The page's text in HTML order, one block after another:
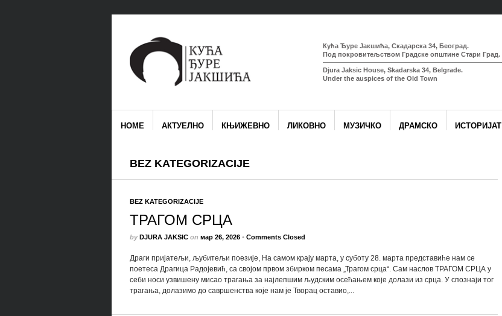
Кућа Ђуре Јакшића, Скадарска 34, Београд.
Под покровитељством Градске општине Стари Град.
Djura Jaksic House, Skadarska 34, Belgrade.
Under the auspices of the Old Town
HOME АКТУЕЛНО КЊИЖЕВНО ЛИКОВНО МУЗИЧКО ДРАМСКО ИСТОРИЈАТ
BEZ KATEGORIZACIJE
BEZ KATEGORIZACIJE
ТРАГОМ СРЦА
byDJURA JAKSICon мар 26, 2026 • Comments Closed
Драги пријатељи, љубитељи поезије, На самом крају марта, у суботу 28. марта представиће нам се
поетеса Драгица Радојевић, са својом првом збирком песама „Трагом срца“. Сам наслов ТРАГОМ СРЦА у
себи носи узвишену мисао трагања за најлепшим људским осећањем које долази из срца. У спознаји тог
трагања, долазимо до савршенства које нам је Творац оставио,...